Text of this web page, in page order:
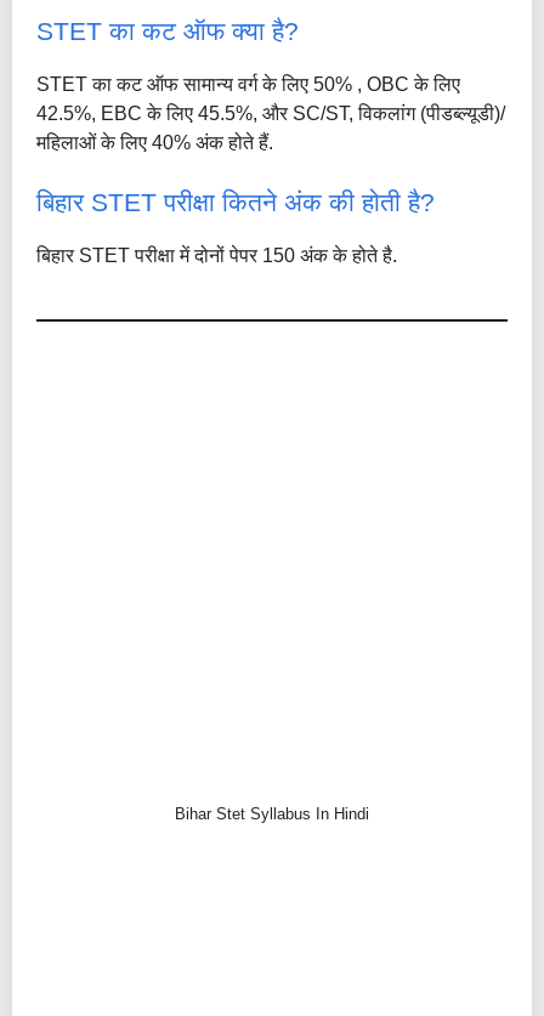
STET का कट ऑफ क्या है?
STET का कट ऑफ सामान्य वर्ग के लिए 50% , OBC के लिए
42.5%, EBC के लिए 45.5%, और SC/ST, विकलांग (पीडब्ल्यूडी)/
महिलाओं के लिए 40% अंक होते हैं.
बिहार STET परीक्षा कितने अंक की होती है?
बिहार STET परीक्षा में दोनों पेपर 150 अंक के होते है.
Bihar Stet Syllabus In Hindi